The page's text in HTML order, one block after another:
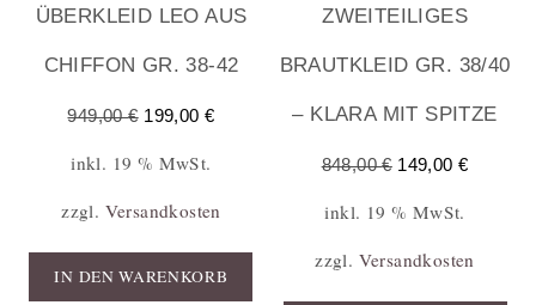
ÜBERKLEID LEO AUS
CHIFFON GR. 38-42
949,00€ 199,00 €
inkl. 19 % MwSt.
zzgl. Versandkosten
IN DEN WARENKORB
ZWEITEILIGES
BRAUTKLEID GR. 38/40
– KLARA MIT SPITZE
848,00€ 149,00€
inkl. 19 % MwSt.
zzgl. Versandkosten